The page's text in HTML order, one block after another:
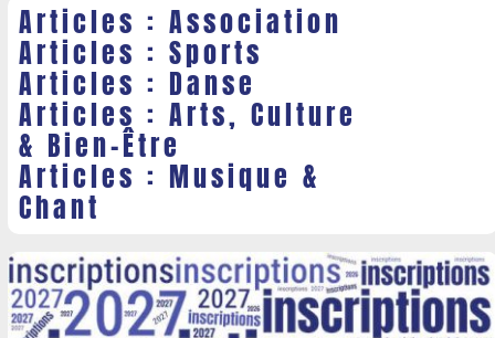
Articles : Association
Articles : Sports
Articles : Danse
Articles : Arts, Culture
& Bien-Être
Articles : Musique &
Chant